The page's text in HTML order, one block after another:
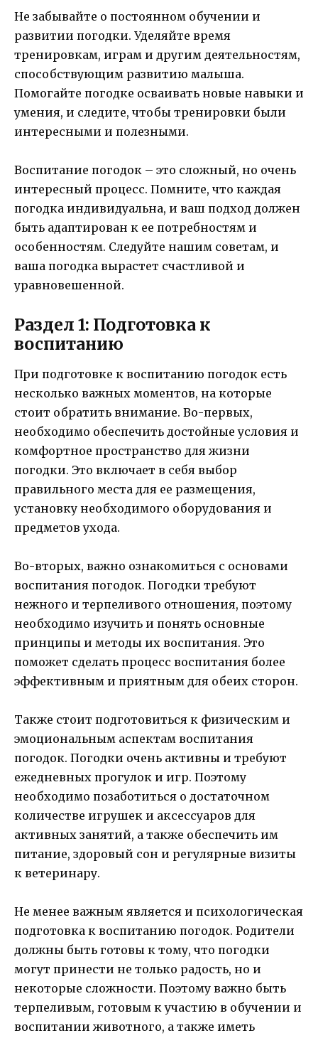
Не забывайте о постоянном обучении и
развитии погодки. Уделяйте время
тренировкам, играм и другим деятельностям,
способствующим развитию малыша.
Помогайте погодке осваивать новые навыки и
умения, и следите, чтобы тренировки были
интересными и полезными.
Воспитание погодок – это сложный, но очень
интересный процесс. Помните, что каждая
погодка индивидуальна, и ваш подход должен
быть адаптирован к ее потребностям и
особенностям. Следуйте нашим советам, и
ваша погодка вырастет счастливой и
уравновешенной.
Раздел 1: Подготовка к
воспитанию
При подготовке к воспитанию погодок есть
несколько важных моментов, на которые
стоит обратить внимание. Во-первых,
необходимо обеспечить достойные условия и
комфортное пространство для жизни
погодки. Это включает в себя выбор
правильного места для ее размещения,
установку необходимого оборудования и
предметов ухода.
Во-вторых, важно ознакомиться с основами
воспитания погодок. Погодки требуют
нежного и терпеливого отношения, поэтому
необходимо изучить и понять основные
принципы и методы их воспитания. Это
поможет сделать процесс воспитания более
эффективным и приятным для обеих сторон.
Также стоит подготовиться к физическим и
эмоциональным аспектам воспитания
погодок. Погодки очень активны и требуют
ежедневных прогулок и игр. Поэтому
необходимо позаботиться о достаточном
количестве игрушек и аксессуаров для
активных занятий, а также обеспечить им
питание, здоровый сон и регулярные визиты
к ветеринару.
Не менее важным является и психологическая
подготовка к воспитанию погодок. Родители
должны быть готовы к тому, что погодки
могут принести не только радость, но и
некоторые сложности. Поэтому важно быть
терпеливым, готовым к участию в обучении и
воспитании животного, а также иметь